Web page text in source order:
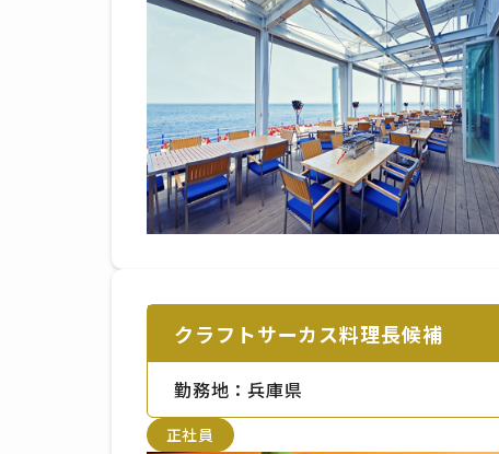
クラフトサーカス料理長候補
勤務地：兵庫県
正社員